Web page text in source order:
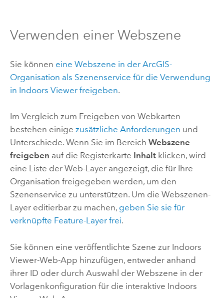
Verwenden einer Webszene
Sie können eine Webszene in der ArcGIS-
Organisation als Szenenservice für die Verwendung
in Indoors Viewerfreigeben.
Im Vergleich zum Freigeben von Webkarten
bestehen einige zusätzliche Anforderungen und
Unterschiede. Wenn Sie im Bereich Webszene
freigeben auf die Registerkarte Inhaltklicken, wird
eine Liste der Web-Layer angezeigt, die für Ihre
Organisation freigegeben werden, um den
Szenenservice zu unterstützen. Um die Webszenen-
Layer editierbar zu machen, geben Sie sie für
verknüpfte Feature-Layer frei.
Sie können eine veröffentlichte Szene zur Indoors
Viewer-Web-App hinzufügen, entweder anhand
ihrer ID oder durch Auswahl der Webszene in der
Vorlagenkonfiguration für die interaktive Indoors